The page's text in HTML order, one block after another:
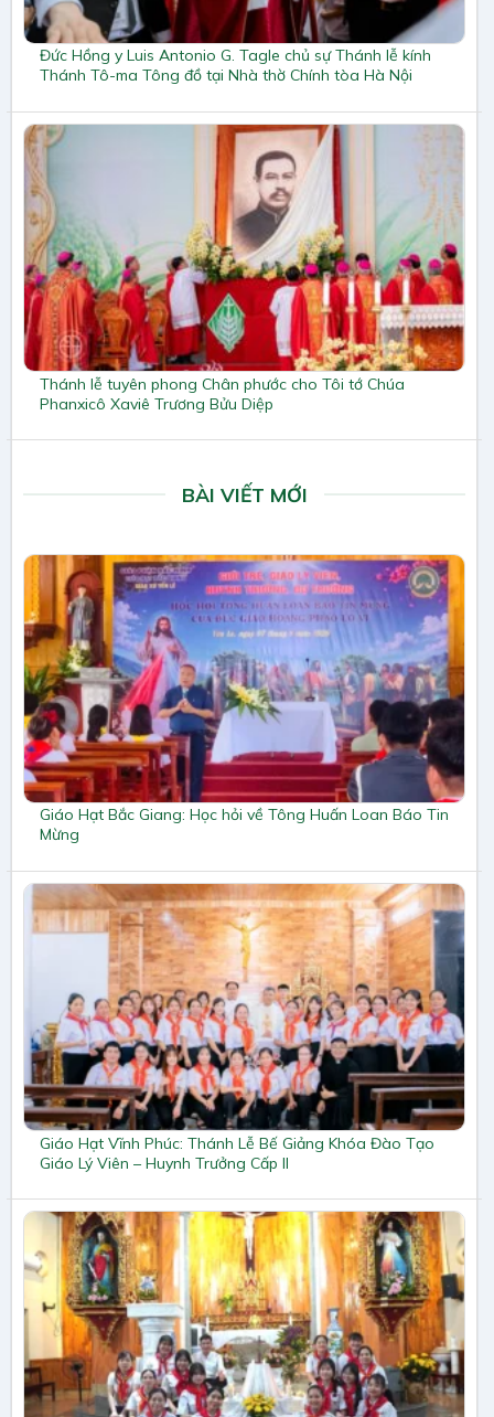
Đức Hồng y Luis Antonio G. Tagle chủ sự Thánh lễ kính
Thánh Tô-ma Tông đồ tại Nhà thờ Chính tòa Hà Nội
Thánh lễ tuyên phong Chân phước cho Tôi tớ Chúa
Phanxicô Xaviê Trương Bửu Diệp
BÀI VIẾT MỚI
Giáo Hạt Bắc Giang: Học hỏi về Tông Huấn Loan Báo Tin
Mừng
Giáo Hạt Vĩnh Phúc: Thánh Lễ Bế Giảng Khóa Đào Tạo
Giáo Lý Viên – Huynh Trưởng Cấp II